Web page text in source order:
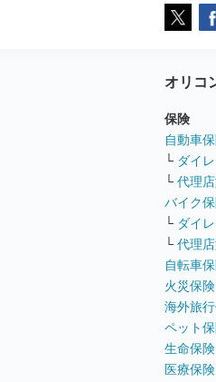
オリコ
保険
自動車
└ ダイ
└ 代理
バイク
└ ダイ
└ 代理
自転車
火災保険
海外旅
ペット
生命保険
医療保険